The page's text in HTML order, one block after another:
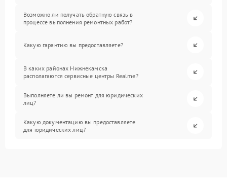
Возможно ли получать обратную связь в
процессе выполнения ремонтных работ?
Какую гарантию вы предоставляете?
В каких районах Нижнекамска
располагаются сервисные центры Realme?
Выполняете ли вы ремонт для юридических
лиц?
Какую документацию вы предоставляете
для юридических лиц?